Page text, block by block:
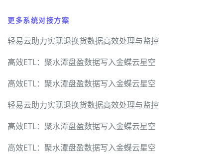
更多系统对接方案
轻易云助力实现退换货数据高效处理与监控
高效ETL：聚水潭盘盈数据写入金蝶云星空
高效ETL：聚水潭盘盈数据写入金蝶云星空
轻易云助力实现退换货数据高效处理与监控
高效ETL：聚水潭盘盈数据写入金蝶云星空
高效ETL：聚水潭盘盈数据写入金蝶云星空